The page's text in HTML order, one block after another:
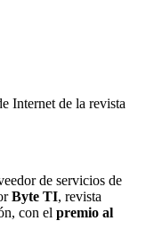
Internet de la revista
de servicios de
Byte TI, revista
con el premio al